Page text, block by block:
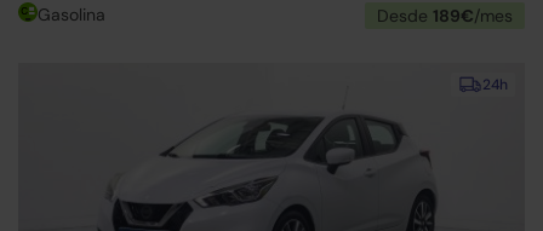
Gasolina Desde 189€/mes
24h